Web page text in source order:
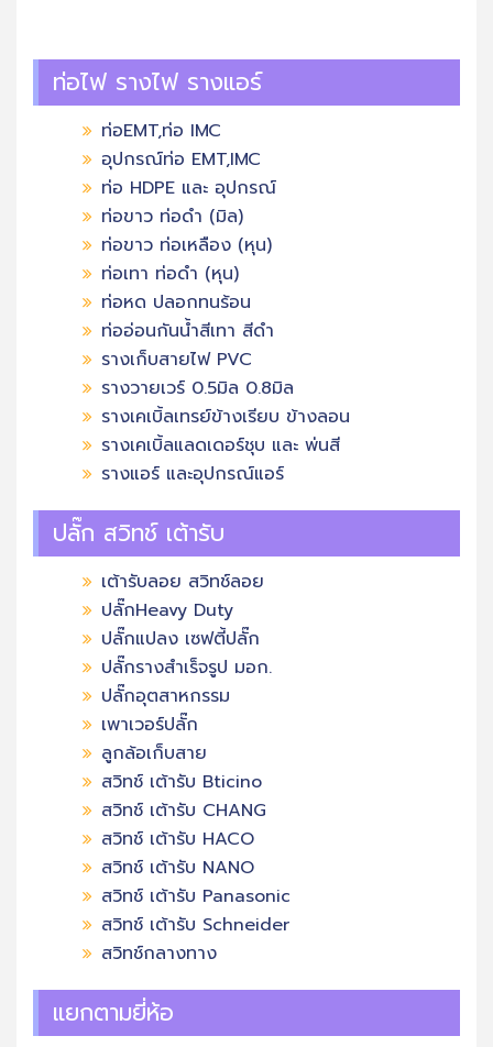
ท่อไฟ รางไฟ รางแอร์
ท่อEMT,ท่อ IMC
อุปกรณ์ท่อ EMT,IMC
ท่อ HDPE และ อุปกรณ์
ท่อขาว ท่อดำ (มิล)
ท่อขาว ท่อเหลือง (หุน)
ท่อเทา ท่อดำ (หุน)
ท่อหด ปลอกทนร้อน
ท่ออ่อนกันน้ำสีเทา สีดำ
รางเก็บสายไฟ PVC
รางวายเวร์ 0.5มิล 0.8มิล
รางเคเบิ้ลเทรย์ข้างเรียบ ข้างลอน
รางเคเบิ้ลแลดเดอร์ชุบ และ พ่นสี
รางแอร์ และอุปกรณ์แอร์
ปลั๊ก สวิทช์ เต้ารับ
เต้ารับลอย สวิทช์ลอย
ปลั๊กHeavy Duty
ปลั๊กแปลง เซฟตี้ปลั๊ก
ปลั๊กรางสำเร็จรูป มอก.
ปลั๊กอุตสาหกรรม
เพาเวอร์ปลั๊ก
ลูกล้อเก็บสาย
สวิทช์ เต้ารับ Bticino
สวิทช์ เต้ารับ CHANG
สวิทช์ เต้ารับ HACO
สวิทช์ เต้ารับ NANO
สวิทช์ เต้ารับ Panasonic
สวิทช์ เต้ารับ Schneider
สวิทช์กลางทาง
แยกตามยี่ห้อ